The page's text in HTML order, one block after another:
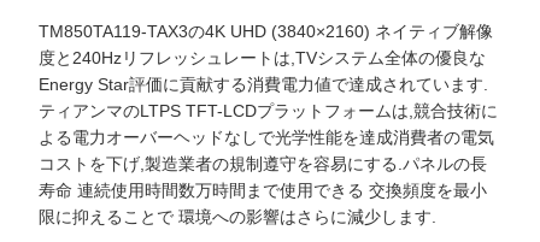
TM850TA119-TAX3の4K UHD (3840×2160) ネイティブ解像
度と240Hzリフレッシュレートは,TVシステム全体の優良な
Energy Star評価に貢献する消費電力値で達成されています.
ティアンマのLTPS TFT-LCDプラットフォームは,競合技術に
よる電力オーバーヘッドなしで光学性能を達成消費者の電気
コストを下げ,製造業者の規制遵守を容易にする.パネルの長
寿命 連続使用時間数万時間まで使用できる 交換頻度を最小
限に抑えることで 環境への影響はさらに減少します.